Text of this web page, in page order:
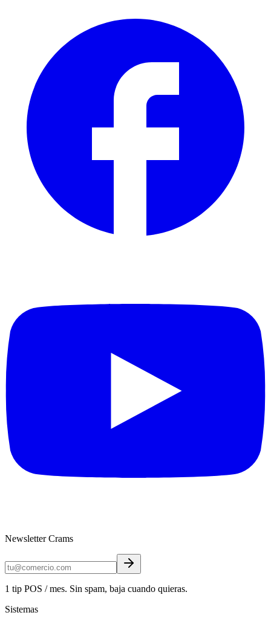
Newsletter Crams
1 tip POS / mes. Sin spam, baja cuando quieras.
Sistemas